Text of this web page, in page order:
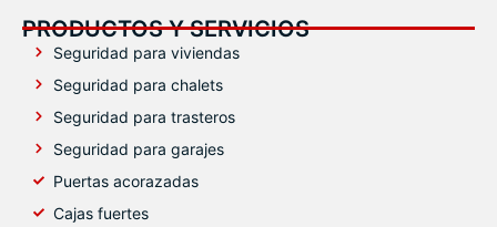
PRODUCTOS Y SERVICIOS
Seguridad para viviendas
Seguridad para chalets
Seguridad para trasteros
Seguridad para garajes
Puertas acorazadas
Cajas fuertes